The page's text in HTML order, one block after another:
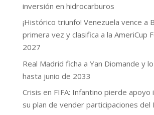
inversión en hidrocarburos
¡Histórico triunfo! Venezuela vence a
primera vez y clasifica a la AmeriCup
2027
Real Madrid ficha a Yan Diomande y
hasta junio de 2033
Crisis en FIFA: Infantino pierde
su plan de vender participaciones del